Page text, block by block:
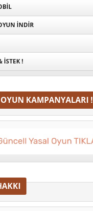
İNDIR
İSTEK !
KAMPANYALARI !